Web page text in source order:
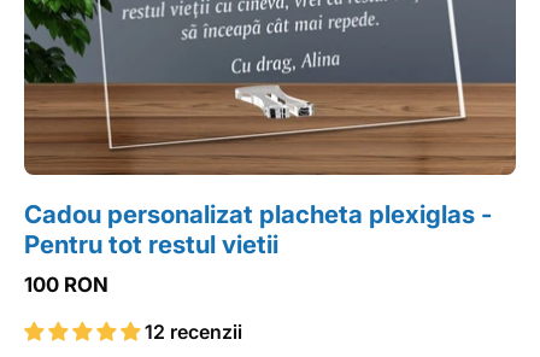
Cadou personalizat placheta plexiglas -
Pentru tot restul vietii
100 RON
12 recenzii